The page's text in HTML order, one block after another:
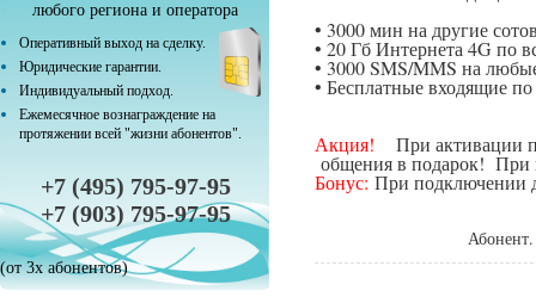
любого региона и оператора
Оперативный выход на сделку.
Юридические гарантии.
Индивидуальный подход.
Ежемесячное вознаграждение на
протяжении всей "жизни абонентов".
+7 (495) 795-97-95
+7 (903) 795-97-95
(от 3х абонентов)
• 3000 мин на другие
• 20 Гб Интернета 4G по
• 3000 SMS/MMS на
• Бесплатные входящие
Акция! При активации
общения в подарок! При
Бонус: При подключении